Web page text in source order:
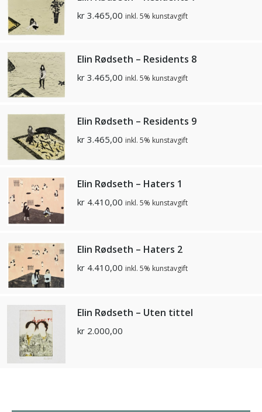
kr 3.465,00 inkl. 5% kunstavgift
Elin Rødseth – Residents 8
kr 3.465,00 inkl. 5% kunstavgift
Elin Rødseth – Residents 9
kr 3.465,00 inkl. 5% kunstavgift
Elin Rødseth – Haters 1
kr 4.410,00 inkl. 5% kunstavgift
Elin Rødseth – Haters 2
kr 4.410,00 inkl. 5% kunstavgift
Elin Rødseth – Uten tittel
kr 2.000,00